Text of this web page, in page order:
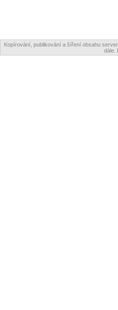
Kopírování, publikování a šíření obsahu
dále.